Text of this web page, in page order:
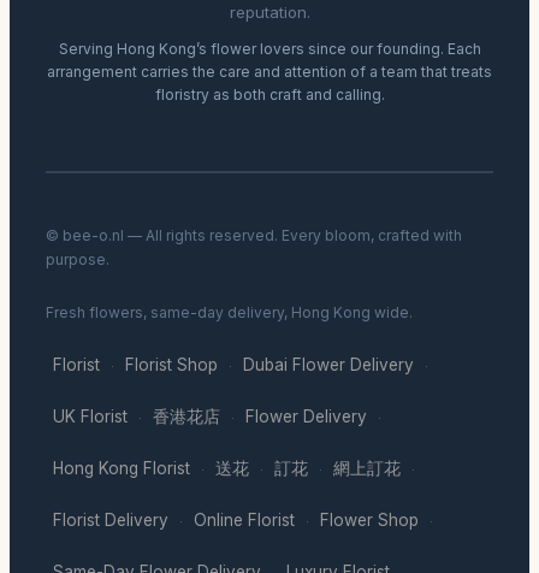
reputation.
Serving Hong Kong’s flower lovers since our founding. Each
arrangement carries the care and attention of a team that treats
floristry as both craft and calling.
© bee-o.nl — All rights reserved. Every bloom, crafted with
purpose.
Fresh flowers, same-day delivery, Hong Kong wide.
Florist · Florist Shop · Dubai Flower Delivery ·
UK Florist · 香港花店 · Flower Delivery ·
Hong Kong Florist · 送花 · 訂花 · 網上訂花 ·
Florist Delivery · Online Florist · Flower Shop ·